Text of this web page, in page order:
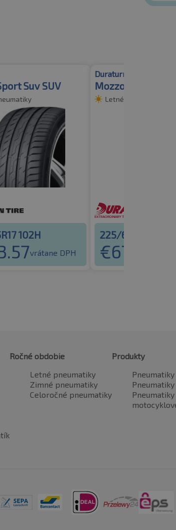
Suv SUV
102H
vrátane DPH
Duraturn
Mozzo Touring
Letné pneumatiky
225/65R17 102H
€67.71
Ročné obdobie
Letné pneumatiky
Zimné pneumatiky
Celoročné pneumatiky
Produkty
Pneumatiky